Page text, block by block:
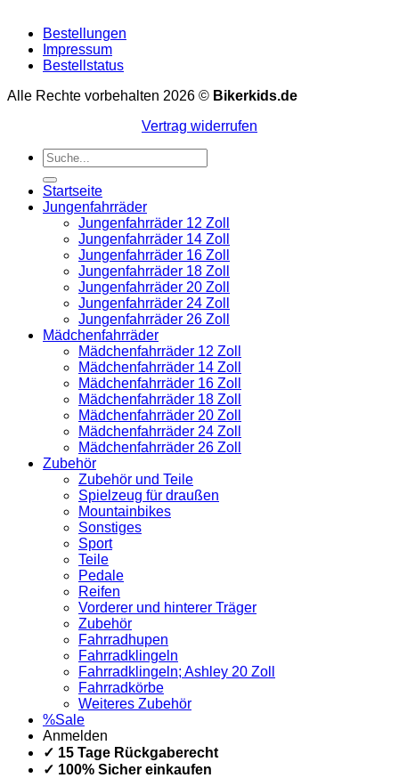
Bestellungen
Impressum
Bestellstatus
Alle Rechte vorbehalten 2026 © Bikerkids.de
Vertrag widerrufen
Suchen
nach:
Startseite
Jungenfahrräder
Jungenfahrräder 12 Zoll
Jungenfahrräder 14 Zoll
Jungenfahrräder 16 Zoll
Jungenfahrräder 18 Zoll
Jungenfahrräder 20 Zoll
Jungenfahrräder 24 Zoll
Jungenfahrräder 26 Zoll
Mädchenfahrräder
Mädchenfahrräder 12 Zoll
Mädchenfahrräder 14 Zoll
Mädchenfahrräder 16 Zoll
Mädchenfahrräder 18 Zoll
Mädchenfahrräder 20 Zoll
Mädchenfahrräder 24 Zoll
Mädchenfahrräder 26 Zoll
Zubehör
Zubehör und Teile
Spielzeug für draußen
Mountainbikes
Sonstiges
Sport
Teile
Pedale
Reifen
Vorderer und hinterer Träger
Zubehör
Fahrradhupen
Fahrradklingeln
Fahrradklingeln; Ashley 20 Zoll
Fahrradkörbe
Weiteres Zubehör
%Sale
Anmelden
✓ 15 Tage Rückgaberecht
✓ 100% Sicher einkaufen